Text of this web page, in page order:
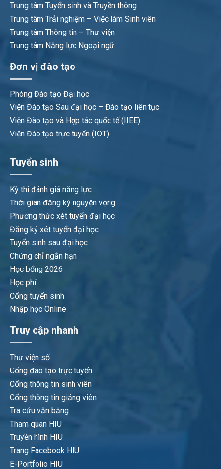
Trung tâm Tuyển sinh và Truyền thông
Trung tâm Trải nghiệm – Việc làm Sinh viên
Trung tâm Thông tin – Thư viện
Trung tâm Năng lực Ngoại ngữ
Đơn vị đào tạo
Phòng Đào tạo Đại học
Viện Đào tạo Sau đại học – Đào tạo liên tục
Viện Đào tạo và Hợp tác quốc tế (IIEE)
Viện Đào tạo trực tuyến (IOT)
Tuyển sinh
Kỳ thi đánh giá năng lực
Thời gian đăng ký nguyện vọng
Phương thức xét tuyển đại học
Đăng ký xét tuyển đại học
Tuyển sinh sau đại học
Chứng chỉ ngắn hạn
Học bổng 2026
Học phí
Cổng tuyển sinh
Nhập học Online
Truy cập nhanh
Thư viện số
Cổng đào tạo trực tuyến
Cổng thông tin sinh viên
Cổng thông tin giảng viên
Tra cứu văn bằng
Tham quan HIU
Truyền hình HIU
Trang Facebook HIU
E-Portfolio HIU